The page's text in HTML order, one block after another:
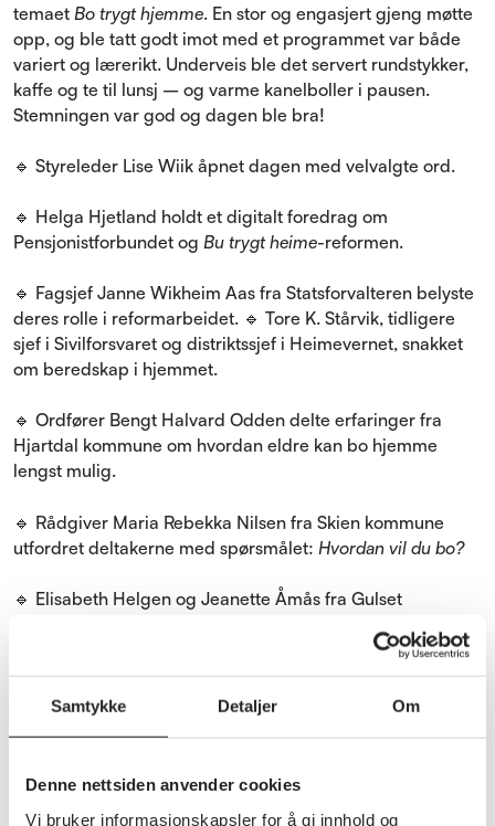
Samtykke Detaljer Om
Denne nettsiden anvender cookies
Vi bruker informasjonskapsler for å gi innhold og
temaet Bo trygt hjemme. En stor og engasjert gjeng møtte
opp, og ble tatt godt imot med et programmet var både
variert og lærerikt. Underveis ble det servert rundstykker,
kaffe og te til lunsj – og varme kanelboller i pausen.
Stemningen var god og dagen ble bra!
🔹 Styreleder Lise Wiik åpnet dagen med velvalgte ord.
🔹 Helga Hjetland holdt et digitalt foredrag om
Pensjonistforbundet og Bu trygt heime-reformen.
🔹 Fagsjef Janne Wikheim Aas fra Statsforvalteren belyste
deres rolle i reformarbeidet. 🔹 Tore K. Stårvik, tidligere
sjef i Sivilforsvaret og distriktssjef i Heimevernet, snakket
om beredskap i hjemmet.
🔹 Ordfører Bengt Halvard Odden delte erfaringer fra
Hjartdal kommune om hvordan eldre kan bo hjemme
lengst mulig.
🔹 Rådgiver Maria Rebekka Nilsen fra Skien kommune
utfordret deltakerne med spørsmålet: Hvordan vil du bo?
🔹 Elisabeth Helgen og Jeanette Åmås fra Gulset
Dagen ble avrundet med visning av filmen
eldre i fellesskap.